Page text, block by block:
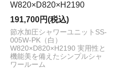
W820×D820×H2190
191,700円(税込)
節水加圧シャワーユニットSS-
005W-PK（白）
W820×D820×H2190 実用性と
機能美を備えたシンプルシャ
ワールーム